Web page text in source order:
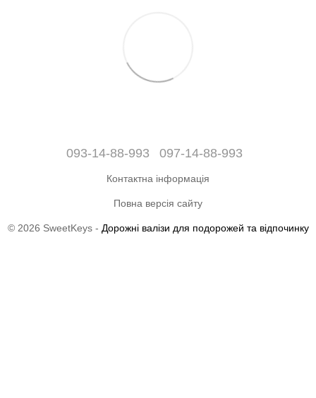
093-14-88-993 097-14-88-993
Контактна інформація
Повна версія сайту
© 2026 SweetKeys - Дорожні валізи для подорожей та відпочинку